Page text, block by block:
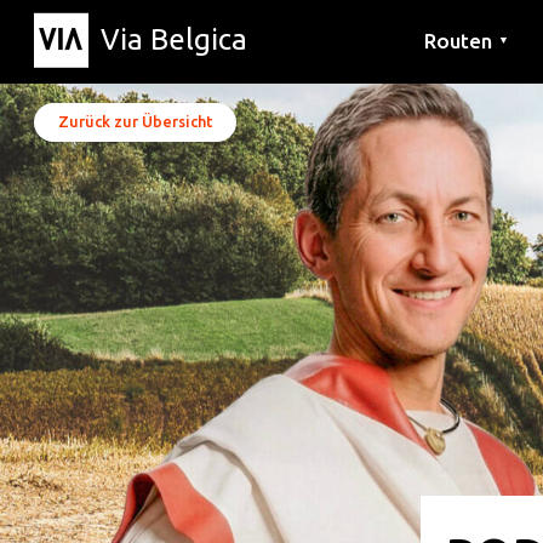
Via Belgica Routen ▼
Zurück zur Übersicht